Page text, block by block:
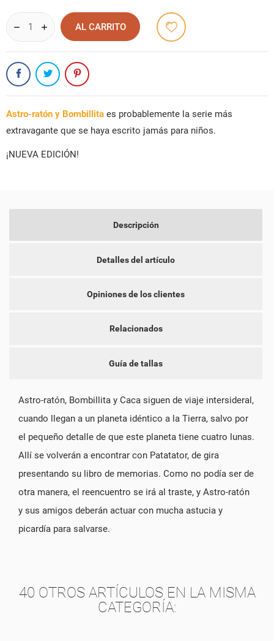
AL CARRITO
Astro-ratón y Bombillita es probablemente la serie más
extravagante que se haya escrito jamás para niños.
¡NUEVA EDICIÓN!
Descripción
Detalles del artículo
Opiniones de los clientes
Relacionados
Guía de tallas
Astro-ratón, Bombillita y Caca siguen de viaje intersideral,
cuando llegan a un planeta idéntico a la Tierra, salvo por
el pequeño detalle de que este planeta tiene cuatro lunas.
Allí se volverán a encontrar con Patatator, de gira
presentando su libro de memorias. Como no podía ser de
otra manera, el reencuentro se irá al traste, y Astro-ratón
y sus amigos deberán actuar con mucha astucia y
picardía para salvarse.
40 OTROS ARTÍCULOS EN LA MISMA
CATEGORÍA:
MI LISTA DE DESEOS
CANCELAR